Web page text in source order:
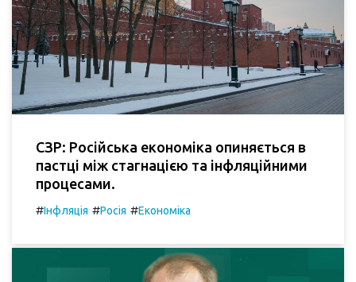
СЗР: Російська економіка опиняється в
пастці між стагнацією та інфляційними
процесами.
#Інфляція #Росія #Економіка